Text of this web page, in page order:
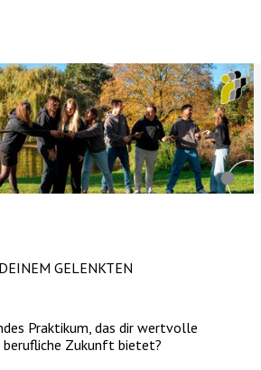
GELENKTEN
Praktikum, das dir wertvolle
berufliche Zukunft bietet?